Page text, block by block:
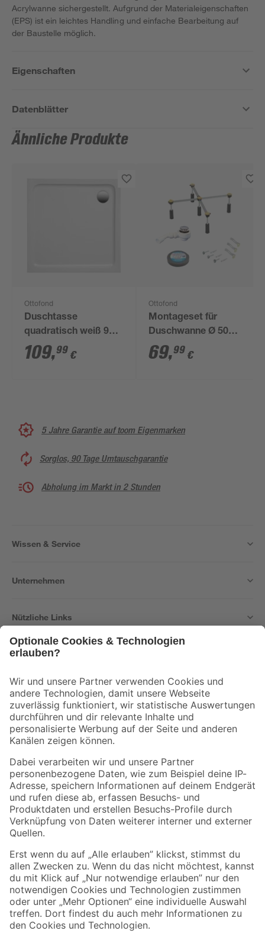
Acrylwanne sichergestellt. Aufgrund der Materialeigenschaften
(EPS) ist ein leichtes Handling und einfache Bearbeitung auf
der Baustelle möglich.
Eigenschaften
Datenblätter
Ähnliche Produkte
Ottofond
Duschtasse
quadratisch weiß 90 x
90 x 4 cm
109,99 €
Ottofond
Montageset für
Duschwanne Ø 50
mm
69,99 €
5 Jahre Garantie auf toom Eigenmarken
Sorglos, 90 Tage Umtauschgarantie
Abholung im Markt in 2 Stunden
Wissen & Service
Unternehmen
Nützliche Links
Der toom Newsletter: Keine Angebote und Aktionen mehr verpassen!
Zur Newsletter Anmeldung
Folge uns
Zahlungsarten Versandarten
Sicher einkaufen
Jetzt die toom-App herunterladen